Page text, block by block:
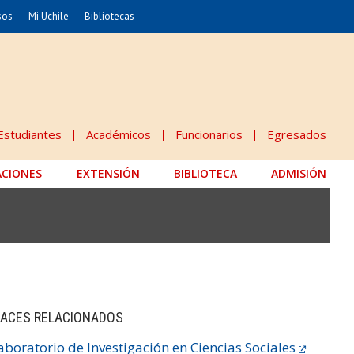
Economía y Negocios
Mi Uchile Bibliotecas
Académicos Funcionarios Egresados
EXTENSIÓN BIBLIOTECA ADMISIÓN
RELACIONADOS
de Investigación en Ciencias Sociales